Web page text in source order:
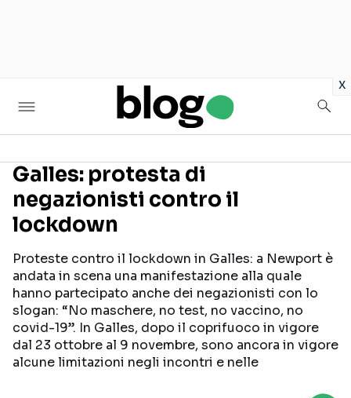
x
Seguici sui social
Galles: protesta di
negazionisti contro il
lockdown
Proteste contro il lockdown in Galles: a Newport è
andata in scena una manifestazione alla quale
hanno partecipato anche dei negazionisti con lo
slogan: “No maschere, no test, no vaccino, no
covid-19”. In Galles, dopo il coprifuoco in vigore
dal 23 ottobre al 9 novembre, sono ancora in vigore
alcune limitazioni negli incontri e nelle